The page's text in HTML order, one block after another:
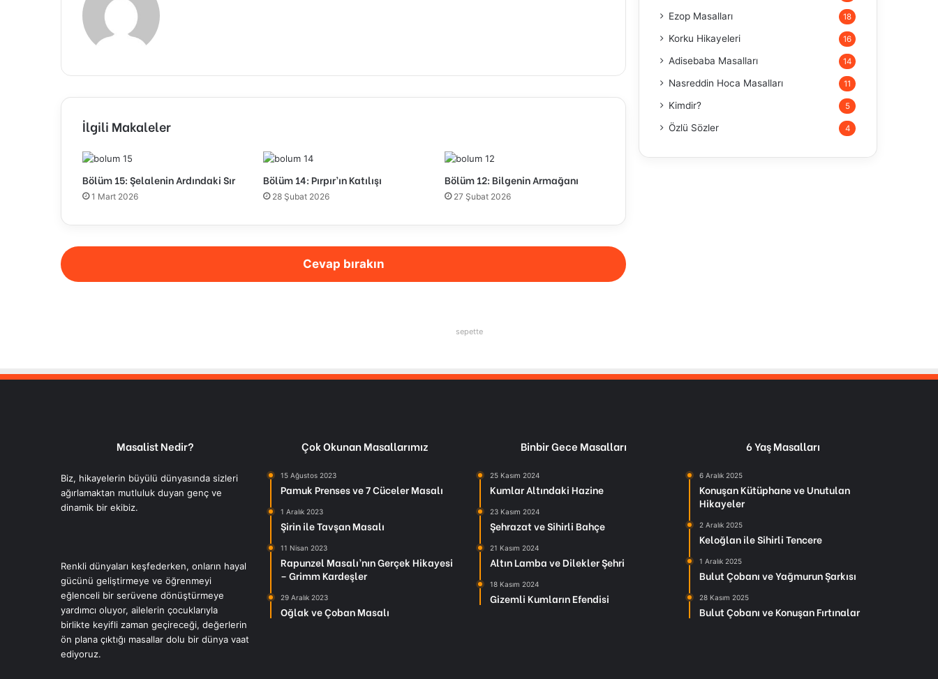
İlgili Makaleler
Bölüm 15: Şelalenin Ardındaki Sır
1 Mart 2026
Bölüm 14: Pırpır’ın Katılışı
28 Şubat 2026
Bölüm 12: Bilgenin Armağanı
27 Şubat 2026
Cevap bırakın
Ezop Masalları 18
Korku Hikayeleri 16
Adisebaba Masalları 14
Nasreddin Hoca Masalları 11
Kimdir? 5
Özlü Sözler 4
sepette
Masalist Nedir?
Biz, hikayelerin büyülü dünyasında sizleri
ağırlamaktan mutluluk duyan genç ve
dinamik bir ekibiz.
Renkli dünyaları keşfederken, onların hayal
gücünü geliştirmeye ve öğrenmeyi
eğlenceli bir serüvene dönüştürmeye
yardımcı oluyor, ailelerin çocuklarıyla
birlikte keyifli zaman geçireceği, değerlerin
ön plana çıktığı masallar dolu bir dünya vaat
ediyoruz.
Çok Okunan Masallarımız
15 Ağustos 2023
Pamuk Prenses ve 7 Cüceler Masalı
1 Aralık 2023
Şirin ile Tavşan Masalı
11 Nisan 2023
Rapunzel Masalı’nın Gerçek Hikayesi
– Grimm Kardeşler
29 Aralık 2023
Oğlak ve Çoban Masalı
Binbir Gece Masalları
25 Kasım 2024
Kumlar Altındaki Hazine
23 Kasım 2024
Şehrazat ve Sihirli Bahçe
21 Kasım 2024
Altın Lamba ve Dilekler Şehri
18 Kasım 2024
Gizemli Kumların Efendisi
6 Yaş Masalları
6 Aralık 2025
Konuşan Kütüphane ve Unutulan
Hikayeler
2 Aralık 2025
Keloğlan ile Sihirli Tencere
1 Aralık 2025
Bulut Çobanı ve Yağmurun Şarkısı
28 Kasım 2025
Bulut Çobanı ve Konuşan Fırtınalar